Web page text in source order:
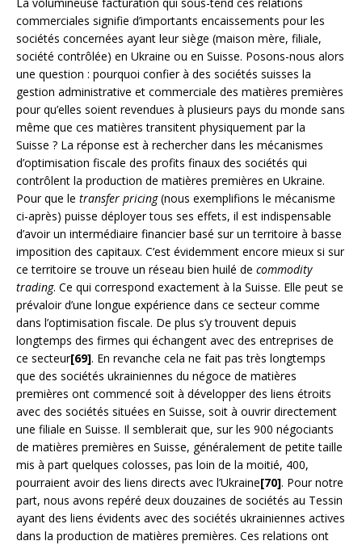
commerciales signifie d’importants encaissements pour les
sociétés concernées ayant leur siège (maison mère, filiale,
société contrôlée) en Ukraine ou en Suisse. Posons-nous alors
une question : pourquoi confier à des sociétés suisses la
gestion administrative et commerciale des matières premières
pour qu’elles soient revendues à plusieurs pays du monde sans
même que ces matières transitent physiquement par la
Suisse ? La réponse est à rechercher dans les mécanismes
d’optimisation fiscale des profits finaux des sociétés qui
contrôlent la production de matières premières en Ukraine.
Pour que le transfer pricing(nous exemplifions le mécanisme
ci-après) puisse déployer tous ses effets, il est indispensable
d’avoir un intermédiaire financier basé sur un territoire à basse
imposition des capitaux. C’est évidemment encore mieux si sur
ce territoire se trouve un réseau bien huilé de commodity
trading. Ce qui correspond exactement à la Suisse. Elle peut se
prévaloir d’une longue expérience dans ce secteur comme
dans l’optimisation fiscale. De plus s’y trouvent depuis
longtemps des firmes qui échangent avec des entreprises de
ce secteur[69]. En revanche cela ne fait pas très longtemps
que des sociétés ukrainiennes du négoce de matières
premières ont commencé soit à développer des liens étroits
avec des sociétés situées en Suisse, soit à ouvrir directement
une filiale en Suisse. Il semblerait que, sur les 900 négociants
de matières premières en Suisse, généralement de petite taille
mis à part quelques colosses, pas loin de la moitié, 400,
pourraient avoir des liens directs avec l’Ukraine[70]. Pour notre
part, nous avons repéré deux douzaines de sociétés au Tessin
ayant des liens évidents avec des sociétés ukrainiennes actives
dans la production de matières premières. Ces relations ont